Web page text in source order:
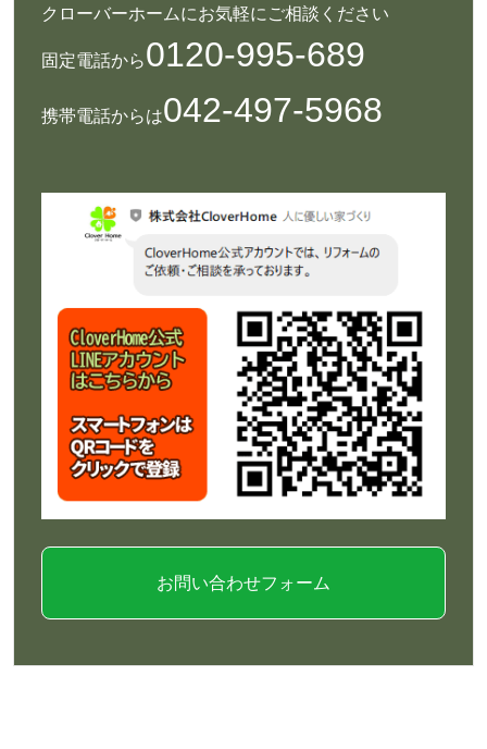
クローバーホームにお気軽にご相談ください
固定電話から0120-995-689
携帯電話からは042-497-5968
お問い合わせフォーム